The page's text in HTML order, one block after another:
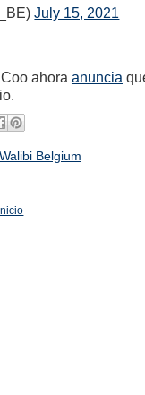
July 15, 2021
ahora anuncia
Walibi Belgium
Inicio